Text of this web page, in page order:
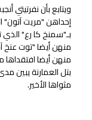
ويتابع بأن نفرتيتي
إحداهن "مريت آتون"
بـ"سمنخ كا رع" الذي
منهن أيضا "توت عنخ
منهن أيضا افتقداها
بتل العمارنة يبين
مثواها الأخير.